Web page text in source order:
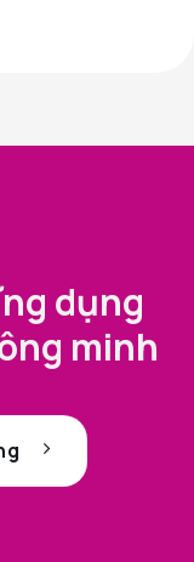
dụng
minh